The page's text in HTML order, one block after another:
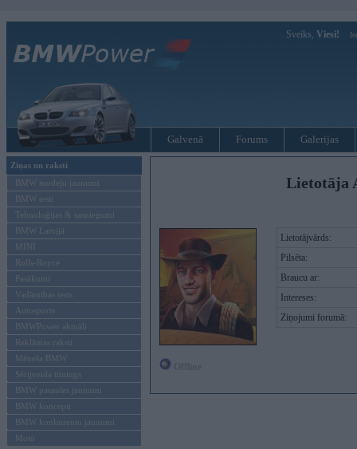
Sveiks, Viesi!
Galvenā Forums Galerijas
Ziņas un raksti
BMW modeļu jaunumi
BMW testi
Tehnoloģijas & sasniegumi
BMW Latvijā
MINI
Rolls-Royce
Pasākumi
Vadāmības tests
Autosports
BMWPower aktuāli
Reklāmas raksti
Mēneša BMW
Sērijveida tūnings
BMW pasaules jaunumi
BMW koncepti
BMW konkurentu jaunumi
Moto
Lietotāja
Lietotājvārds:
Pilsēta:
Braucu ar:
Intereses:
Ziņojumi forumā: